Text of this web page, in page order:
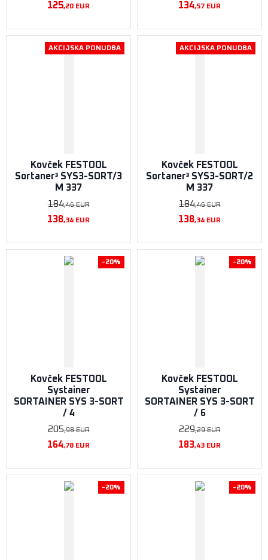
125,20 EUR 134,57 EUR
AKCIJSKA PONUDBA
Kovček FESTOOL
Sortaner³ SYS3-SORT/3
M 337
184,46EUR
138,34 EUR
AKCIJSKA PONUDBA
Kovček FESTOOL
Sortaner³ SYS3-SORT/2
M 337
184,46EUR
138,34 EUR
-20%
Kovček FESTOOL
Systainer
SORTAINER SYS 3-SORT
/ 4
205,98EUR
164,78 EUR
-20%
Kovček FESTOOL
Systainer
SORTAINER SYS 3-SORT
/ 6
229,29EUR
183,43 EUR
-20% -20%